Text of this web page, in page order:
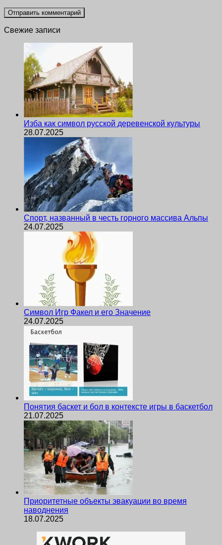
Свежие записи
Изба как символ русской деревенской культуры
28.07.2025
Спорт, названный в честь горного массива Альпы
24.07.2025
Символ Игр Факел и его Значение
24.07.2025
Понятия баскет и бол в контексте игры в баскетбол
21.07.2025
Приоритетные объекты эвакуации во время
наводнения
18.07.2025